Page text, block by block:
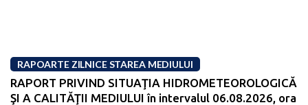
RAPOARTE ZILNICE STAREA MEDIULUI
RAPORT PRIVIND SITUAŢIA HIDROMETEOROLOGICĂ
ŞI A CALITĂŢII MEDIULUI în intervalul 06.08.2026, ora